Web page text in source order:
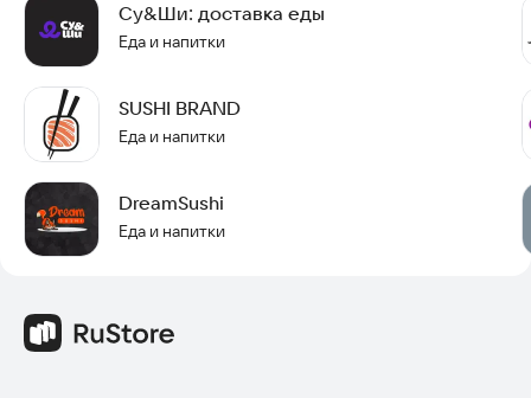
Су&Ши: доставка еды
Еда и напитки
SUSHI BRAND
Еда и напитки
DreamSushi
Еда и напитки